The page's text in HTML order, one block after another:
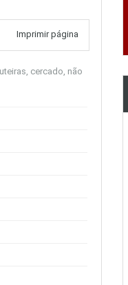
Imprimir página
cercado, não